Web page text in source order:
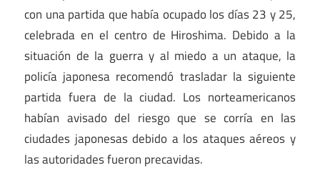
con una partida que había ocupado los días 23 y 25,
celebrada en el centro de Hiroshima. Debido a la
situación de la guerra y al miedo a un ataque, la
policía japonesa recomendó trasladar la siguiente
partida fuera de la ciudad. Los norteamericanos
habían avisado del riesgo que se corría en las
ciudades japonesas debido a los ataques aéreos y
las autoridades fueron precavidas.